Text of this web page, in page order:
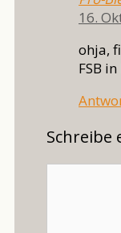
16.
ohja,
FSB
Schreibe